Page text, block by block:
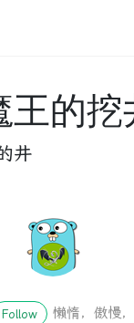
王的挖
井
Follow 懒惰，傲慢